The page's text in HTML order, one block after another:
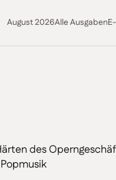
August 2026Alle Ausgaben
des